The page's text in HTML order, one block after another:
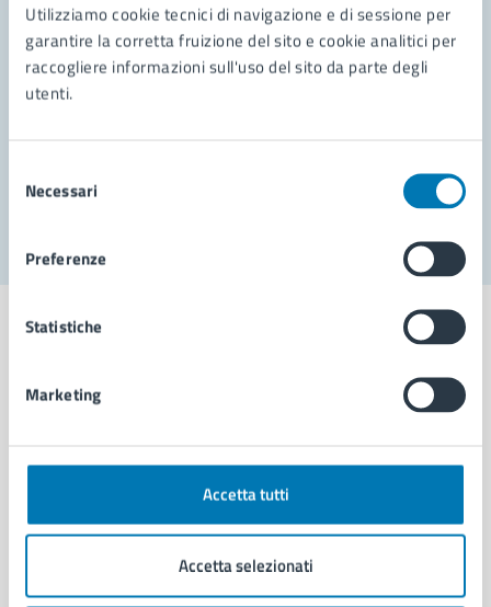
Utilizziamo cookie tecnici di navigazione e di sessione per
garantire la corretta fruizione del sito e cookie analitici per
raccogliere informazioni sull'uso del sito da parte degli
utenti.
delNecessari
Preferenze
Statistiche
Marketing
Accetta tutti
Accetta selezionati
Richiedi assistenza
Segnala disservizio
Comune di Napoli
AMMINISTRAZIONE
Organi di governo